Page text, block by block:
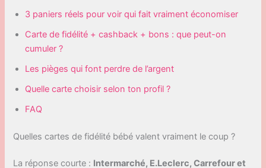
3 paniers réels pour voir qui fait vraiment économiser
Carte de fidélité + cashback + bons : que peut-on
cumuler ?
Les pièges qui font perdre de l’argent
Quelle carte choisir selon ton profil ?
FAQ
Quelles cartes de fidélité bébé valent vraiment le coup ?
La réponse courte : Intermarché, E.Leclerc, Carrefour et